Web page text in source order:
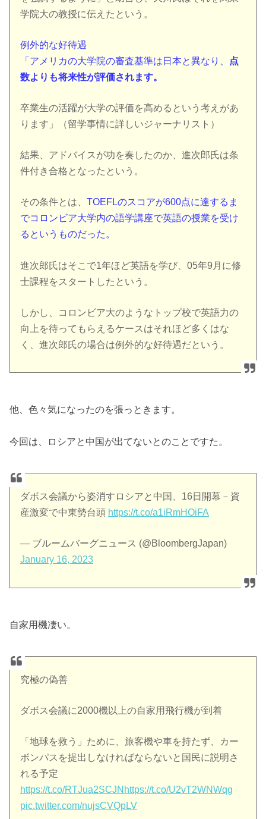
学院大の教授に伝えたという。
例外的な好待遇
「アメリカの大学院の審査基準は日本と異なり、
点
数よりも将来性が評価されます。
卒業生の活躍が大学の評価を高めるという考えがあ
ります」（留学事情に詳しいジャーナリスト）
結果、アドバイスが功を奏したのか、進次郎氏は条
件付き合格となったという。
その条件とは、TOEFLのスコアが600点に達するま
でコロンビア大学内の語学講座で英語の授業を受け
るというものだった。
進次郎氏はそこで1年ほど英語を学び、05年9月に修
士課程をスタートしたという。
しかし、コロンビア大のようなトップ校で英語力の
向上を待ってもらえるケースはそれほど多くはな
く、進次郎氏の場合は例外的な好待遇だという。
他、色々気になったのを張っときます。
今回は、ロシアと中国が出てないとのことですた。
ダボス会議から姿消すロシアと中国、16日開幕－資
産激変で中東勢台頭 https://t.co/a1iRmHOiFA
— ブルームバーグニュース (@BloombergJapan)
January 16, 2023
自家用機凄い。
究極の偽善
ダボス会議に2000機以上の自家用飛行機が到着
「地球を救う」ために、旅客機や車を持たず、カー
ボンパスを提出しなければならないと国民に説明さ
れる予定
https://t.co/RTJua2SCJN https://t.co/U2vT2WNWqg
pic.twitter.com/nujsCVQpLV